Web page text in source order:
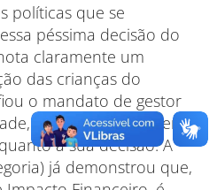
políticas que se
péssima decisão do
claramente um
das crianças do
o mandato de gestor
Corró deverá sofrer
à sua decisão. A
já demonstrou que,